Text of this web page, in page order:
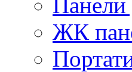
ЖК